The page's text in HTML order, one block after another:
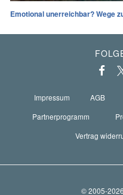
Emotional unerreichbar? Wege
Impressum AGB
Partnerprogramm
Vertrag
© 2005-